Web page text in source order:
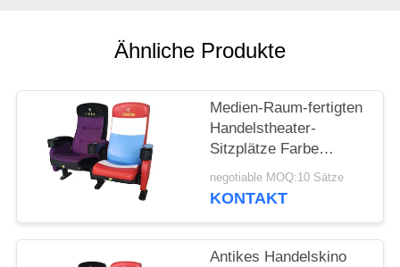
POLICY
Ähnliche Produkte
Medien-Raum-fertigten
Handelstheater-
Sitzplätze Farbe
gefalteten Entwurf
besonders an
negotiable MOQ:10 Sätze
KONTAKT
Antikes Handelskino